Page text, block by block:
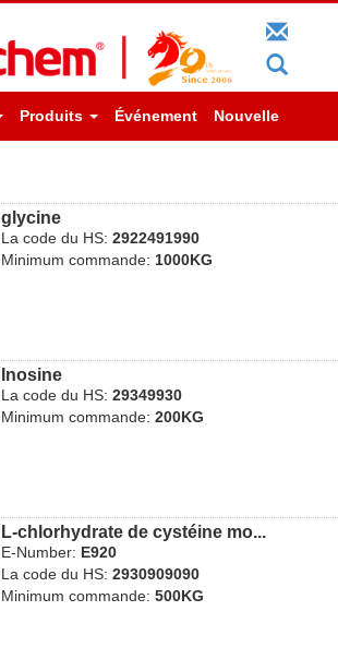
Produits Événement Nouvelle
glycine
La code du HS:2922491990
Minimum commande: 1000KG
Inosine
La code du HS:29349930
Minimum commande:200KG
L-chlorhydrate de cystéine mo...
E-Number: E920
La code du HS:2930909090
Minimum commande:500KG